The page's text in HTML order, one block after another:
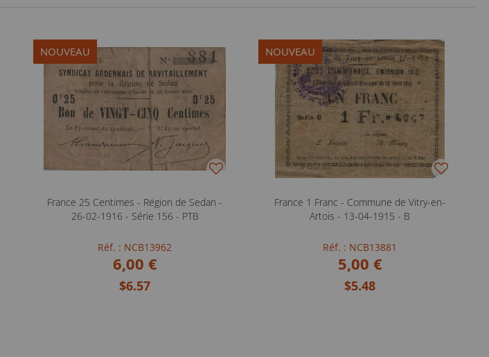
NOUVEAU
France 25 Centimes - Région de Sedan -
26-02-1916 - Série 156 - PTB
Réf. : NCB13962
6,00 €
$6.57
NOUVEAU
France 1 Franc - Commune de Vitry-en-
Artois - 13-04-1915 - B
Réf. : NCB13881
5,00 €
$5.48